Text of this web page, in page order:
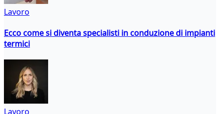
Lavoro
Ecco come si diventa specialisti in conduzione di impianti
termici
Lavoro